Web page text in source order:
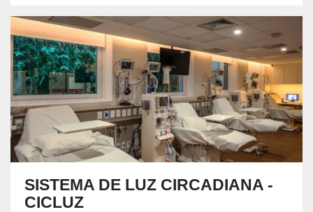
SISTEMA DE LUZ CIRCADIANA -
CICLUZ